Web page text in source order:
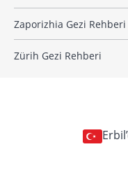
Zaporizhia Gezi Rehberi
Zürih Gezi Rehberi